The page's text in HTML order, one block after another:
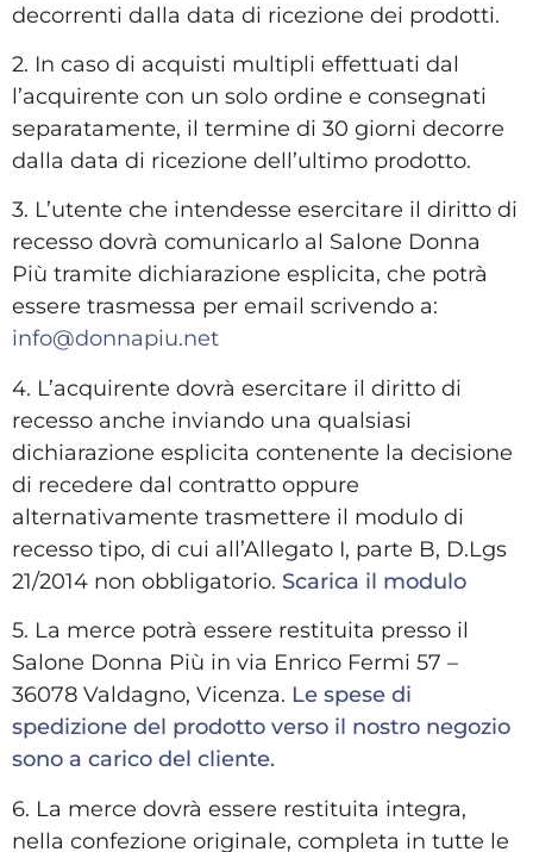
decorrenti dalla data di ricezione dei prodotti.
2. In caso di acquisti multipli effettuati dal
l’acquirente con un solo ordine e consegnati
separatamente, il termine di 30 giorni decorre
dalla data di ricezione dell’ultimo prodotto.
3. L’utente che intendesse esercitare il diritto di
recesso dovrà comunicarlo al Salone Donna
Più tramite dichiarazione esplicita, che potrà
essere trasmessa per email scrivendo a:
info@donnapiu.net
4. L’acquirente dovrà esercitare il diritto di
recesso anche inviando una qualsiasi
dichiarazione esplicita contenente la decisione
di recedere dal contratto oppure
alternativamente trasmettere il modulo di
recesso tipo, di cui all’Allegato I, parte B, D.Lgs
21/2014 non obbligatorio. Scarica il modulo
5. La merce potrà essere restituita presso il
Salone Donna Più in via Enrico Fermi 57 –
36078 Valdagno, Vicenza. Le spese di
spedizione del prodotto verso il nostro negozio
sono a carico del cliente.
6. La merce dovrà essere restituita integra,
nella confezione originale, completa in tutte le